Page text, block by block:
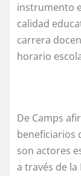
instrumento
calidad
carrera
horario
De Camps
beneficiarios
son actores
a través de la